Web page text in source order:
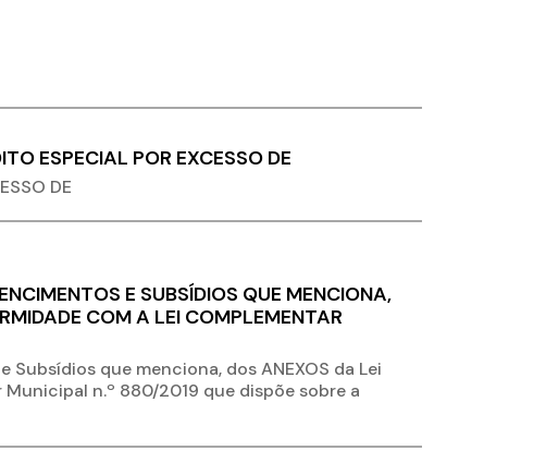
ESPECIAL POR EXCESSO DE
DE
E SUBSÍDIOS QUE MENCIONA,
COM A LEI COMPLEMENTAR
Subsídios que menciona, dos ANEXOS da Lei
n.º 880/2019 que dispõe sobre a